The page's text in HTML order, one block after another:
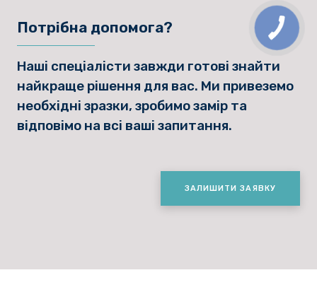
Потрібна допомога?
Наші спеціалісти завжди готові знайти
найкраще рішення для вас. Ми привеземо
необхідні зразки, зробимо замір та
відповімо на всі ваші запитання.
ЗАЛИШИТИ ЗАЯВКУ